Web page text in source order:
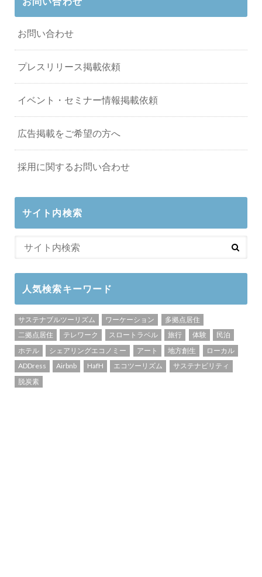
お問い合わせ
プレスリリース掲載依頼
イベント・セミナー情報掲載依頼
広告掲載をご希望の方へ
採用に関するお問い合わせ
サイト内検索
人気検索キーワード
サステナブルツーリズム ワーケーション
多拠点居住
二拠点居住
テレワーク スロートラベル 旅行 体験
民泊
ホテル
シェアリングエコノミー アート 地方創生
ローカル
ADDress
Airbnb HafH エコツーリズム
サステナビリティ
脱炭素